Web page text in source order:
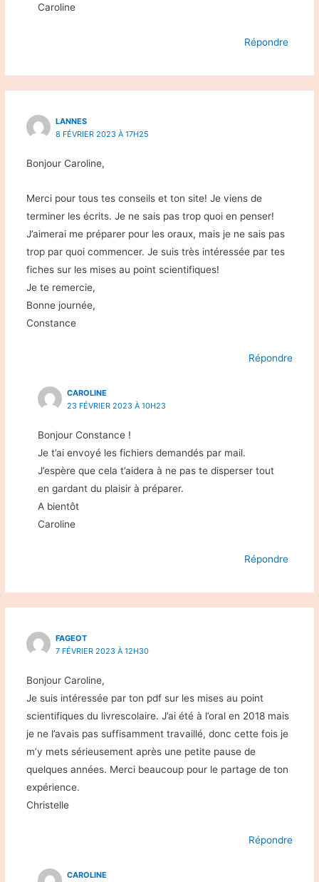
Caroline
Répondre
LANNES
8 FÉVRIER 2023 À 17H25
Bonjour Caroline,
Merci pour tous tes conseils et ton site! Je viens de
terminer les écrits. Je ne sais pas trop quoi en penser!
J’aimerai me préparer pour les oraux, mais je ne sais pas
trop par quoi commencer. Je suis très intéressée par tes
fiches sur les mises au point scientifiques!
Je te remercie,
Bonne journée,
Constance
Répondre
CAROLINE
23 FÉVRIER 2023 À 10H23
Bonjour Constance !
Je t’ai envoyé les fichiers demandés par mail.
J’espère que cela t’aidera à ne pas te disperser tout
en gardant du plaisir à préparer.
A bientôt
Caroline
Répondre
FAGEOT
7 FÉVRIER 2023 À 12H30
Bonjour Caroline,
Je suis intéressée par ton pdf sur les mises au point
scientifiques du livrescolaire. J’ai été à l’oral en 2018 mais
je ne l’avais pas suffisamment travaillé, donc cette fois je
m’y mets sérieusement après une petite pause de
quelques années. Merci beaucoup pour le partage de ton
expérience.
Christelle
Répondre
CAROLINE